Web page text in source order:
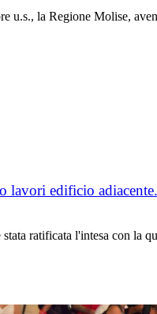
la Regione Molise,
lavori edificio
ratificata l'intesa con la